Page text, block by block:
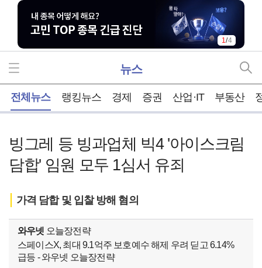
1/4
뉴스
전체뉴스 랭킹뉴스 경제 증권 산업·IT 부동산
빙그레 등 빙과업체 빅4 '아이스크림
담합' 임원 모두 1심서 유죄
가격 담합 및 입찰 방해 혐의
와우넷 오늘장전략
스페이스X, 최대 9.1억주 보호예수 해제 우려 딛고 6.14%
급등 - 와우넷 오늘장전략